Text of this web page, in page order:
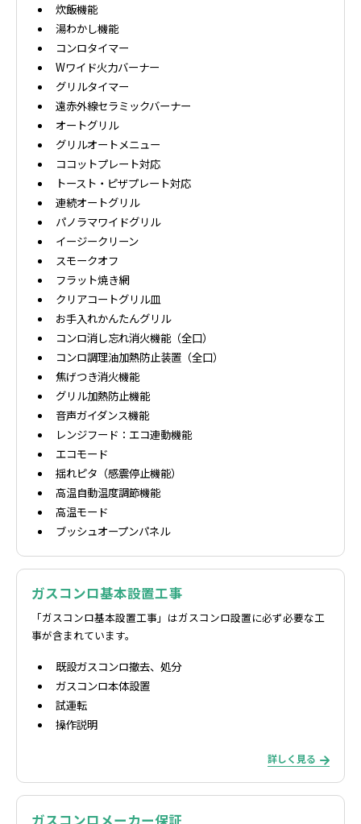
炊飯機能
湯わかし機能
コンロタイマー
Wワイド火力バーナー
グリルタイマー
遠赤外線セラミックバーナー
オートグリル
グリルオートメニュー
ココットプレート対応
トースト・ピザプレート対応
連続オートグリル
パノラマワイドグリル
イージークリーン
スモークオフ
フラット焼き網
クリアコートグリル皿
お手入れかんたんグリル
コンロ消し忘れ消火機能（全口）
コンロ調理油加熱防止装置（全口）
焦げつき消火機能
グリル加熱防止機能
音声ガイダンス機能
レンジフード：エコ連動機能
エコモード
揺れピタ（感震停止機能）
高温自動温度調節機能
高温モード
ブッシュオープンパネル
ガスコンロ基本設置工事
「ガスコンロ基本設置工事」はガスコンロ設置に必ず必要な工
事が含まれています。
既設ガスコンロ撤去、処分
ガスコンロ本体設置
試運転
操作説明
詳しく見る
ガスコンロメーカー保証